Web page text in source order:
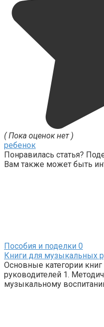
( Пока оценок нет )
ребенок
Понравилась статья?
Вам также может быть
Пособия и поделки 0
Книги для музыкальных
Основные категории
руководителей 1.
музыкальному